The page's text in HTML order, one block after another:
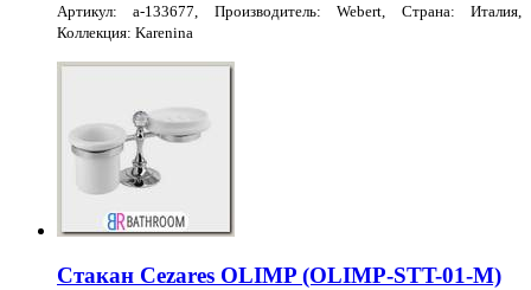
Артикул: a-133677, Производитель: Webert, Страна: Италия,
Коллекция: Karenina
Стакан Cezares OLIMP (OLIMP-STT-01-M)